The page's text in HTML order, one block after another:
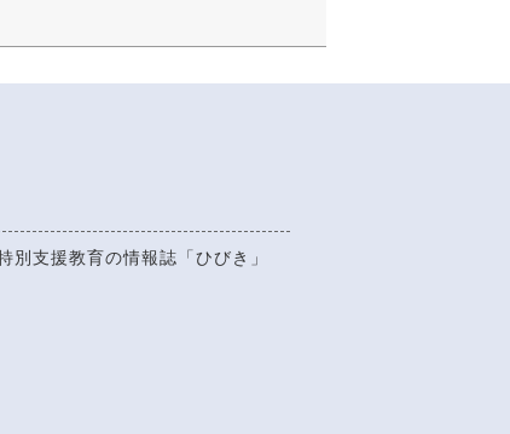
別支援教育の情報誌「ひびき」